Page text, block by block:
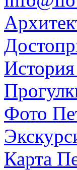
Фото
Карта